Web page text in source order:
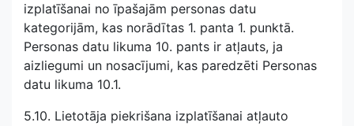
izplatīšanai no īpašajām personas datu
kategorijām, kas norādītas 1. panta 1. punktā.
Personas datu likuma 10. pants ir atļauts, ja
aizliegumi un nosacījumi, kas paredzēti Personas
datu likuma 10.1.
5.10. Lietotāja piekrišana izplatīšanai atļauto